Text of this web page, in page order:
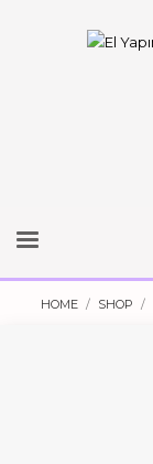
HOME SHOP